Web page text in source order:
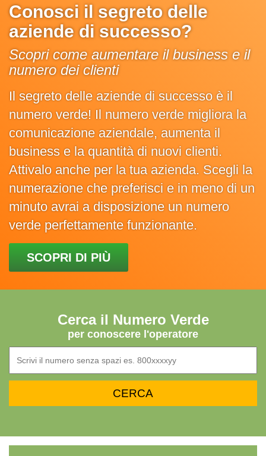
Conosci il segreto delle
aziende di successo?
Scopri come aumentare il business e il
numero dei clienti
Il segreto delle aziende di successo è il
numero verde! Il numero verde migliora la
comunicazione aziendale, aumenta il
business e la quantità di nuovi clienti.
Attivalo anche per la tua azienda. Scegli la
numerazione che preferisci e in meno di un
minuto avrai a disposizione un numero
verde perfettamente funzionante.
SCOPRI DI PIÙ
Cerca il Numero Verde
per conoscere l'operatore